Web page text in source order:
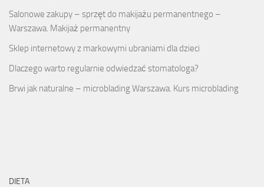
Salonowe zakupy – sprzęt do makijażu permanentnego –
Warszawa. Makijaż permanentny
Sklep internetowy z markowymi ubraniami dla dzieci
Dlaczego warto regularnie odwiedzać stomatologa?
Brwi jak naturalne – microblading Warszawa. Kurs microblading
DIETA